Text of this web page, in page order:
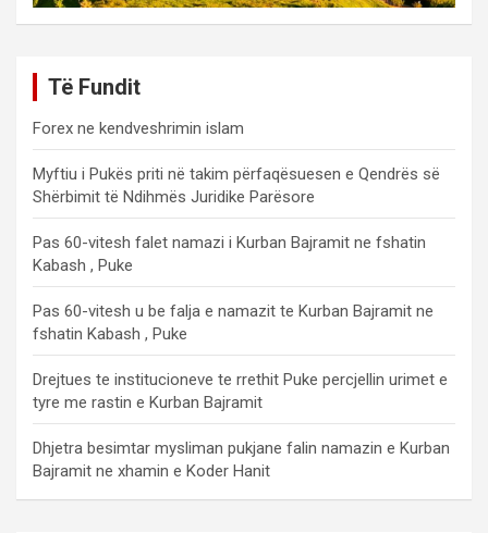
Të Fundit
Forex ne kendveshrimin islam
Myftiu i Pukës priti në takim përfaqësuesen e Qendrës së
Shërbimit të Ndihmës Juridike Parësore
Pas 60-vitesh falet namazi i Kurban Bajramit ne fshatin
Kabash , Puke
Pas 60-vitesh u be falja e namazit te Kurban Bajramit ne
fshatin Kabash , Puke
Drejtues te institucioneve te rrethit Puke percjellin urimet e
tyre me rastin e Kurban Bajramit
Dhjetra besimtar mysliman pukjane falin namazin e Kurban
Bajramit ne xhamin e Koder Hanit